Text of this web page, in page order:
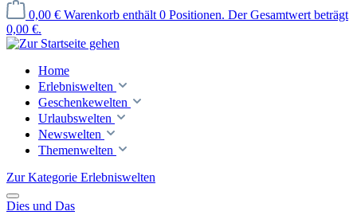
0,00 € Warenkorb enthält 0 Positionen. Der Gesamtwert beträgt
0,00 €.
Home
Erlebniswelten
Geschenkewelten
Urlaubswelten
Newswelten
Themenwelten
Zur Kategorie Erlebniswelten
Dies und Das